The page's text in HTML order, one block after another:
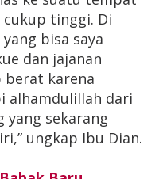
tinggi. Di
bisa saya
dan jajanan
berat karena
alhamdulillah dari
yang sekarang
ungkap Ibu Dian.